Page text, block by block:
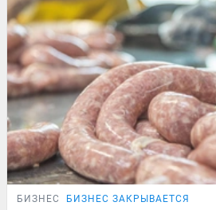
БИЗНЕС БИЗНЕС ЗАКРЫВАЕТСЯ